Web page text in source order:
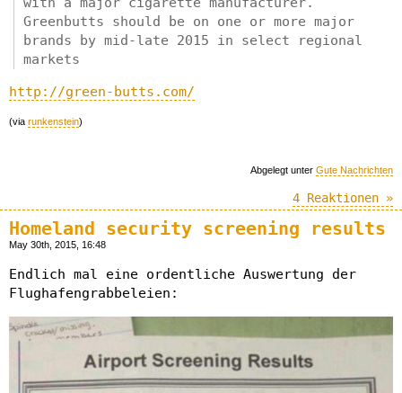
Greenbutts should be on one or more major
brands by mid-late 2015 in select regional
markets
http://green-butts.com/
(via runkenstein)
Abgelegt unter Gute Nachrichten
4 Reaktionen »
Homeland security screening results
May 30th, 2015, 16:48
Endlich mal eine ordentliche Auswertung der
Flughafengrabbeleien: